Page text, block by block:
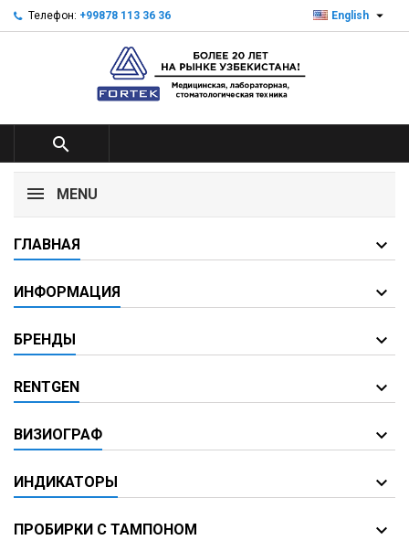
Телефон: +99878 113 36 36 English 

MENU
ГЛАВНАЯ
ИНФОРМАЦИЯ
БРЕНДЫ
RENTGEN
ВИЗИОГРАФ
ИНДИКАТОРЫ
ПРОБИРКИ С ТАМПОНОМ